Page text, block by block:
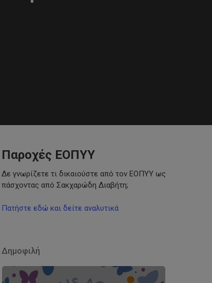
Παροχές ΕΟΠΥΥ
Δε γνωρίζετε τι δικαιούστε από τον ΕΟΠΥΥ ως
πάσχοντας από Σακχαρώδη Διαβήτη;
Πατήστε εδώ και δείτε αναλυτικά
Δημοφιλή